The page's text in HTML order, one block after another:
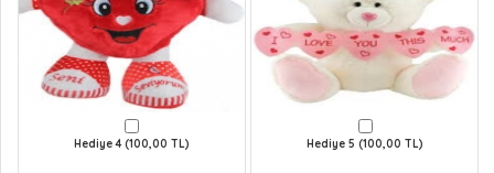
Hediye 4 (100,00 TL) Hediye 5 (100,00 TL)